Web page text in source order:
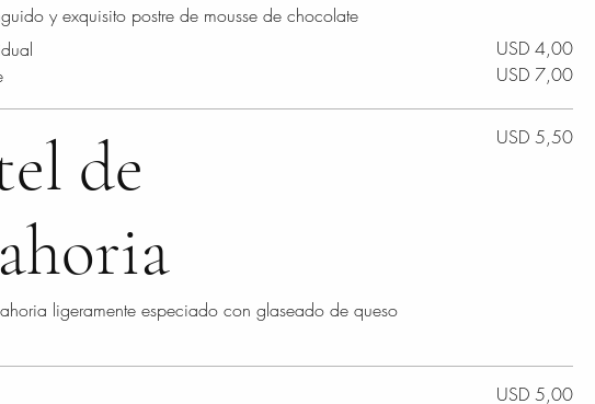
y exquisito postre de mousse de chocolate
USD 4,00
USD 7,00
de
ligeramente especiado con glaseado de queso
USD 5,50
USD 5,00